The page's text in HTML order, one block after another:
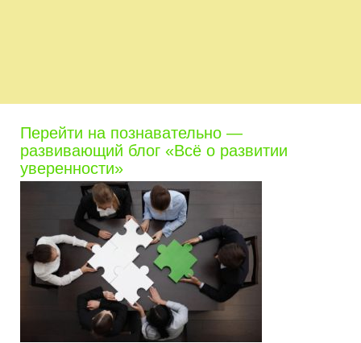
Перейти на познавательно —
развивающий блог «Всё о развитии
уверенности»